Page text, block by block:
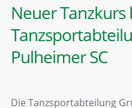
Neuer Tanzkurs
Pulheimer SC
Die Tanzsportabteilung